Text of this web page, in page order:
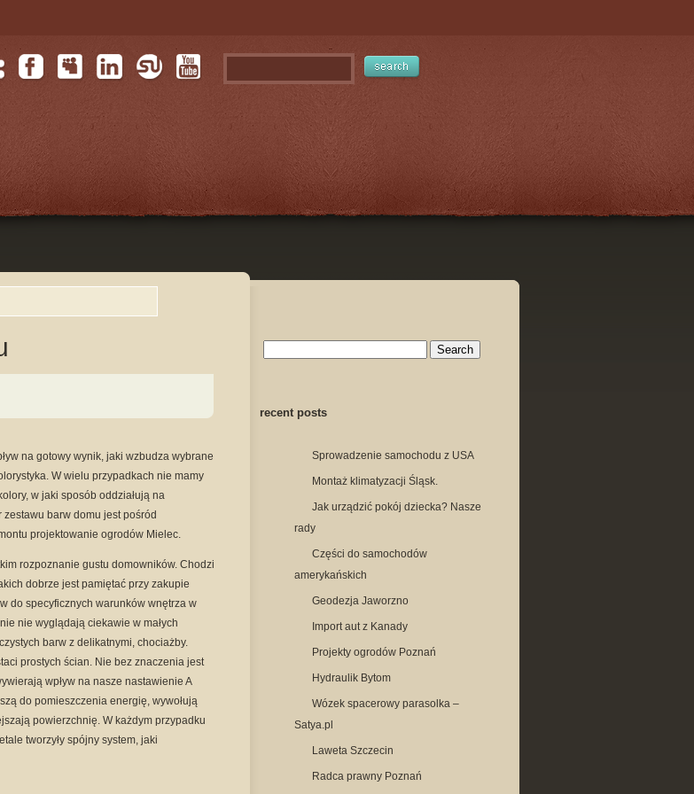
na gotowy wynik, jaki wzbudza wybrane
W wielu przypadkach nie mamy
w jaki sposób oddziałują na
barw domu jest pośród
projektowanie ogrodów Mielec.
rozpoznanie gustu domowników. Chodzi
dobrze jest pamiętać przy zakupie
do specyficznych warunków wnętrza w
nie wyglądają ciekawie w małych
barw z delikatnymi, chociażby.
prostych ścian. Nie bez znaczenia jest
wpływ na nasze nastawienie A
do pomieszczenia energię, wywołują
powierzchnię. W każdym przypadku
tworzyły spójny system, jaki
recent posts
Sprowadzenie samochodu z USA
Montaż klimatyzacji Śląsk.
Jak urządzić pokój dziecka? Nasze
rady
Części do samochodów
amerykańskich
Geodezja Jaworzno
Import aut z Kanady
Projekty ogrodów Poznań
Hydraulik Bytom
Wózek spacerowy parasolka –
Satya.pl
Laweta Szczecin
Radca prawny Poznań